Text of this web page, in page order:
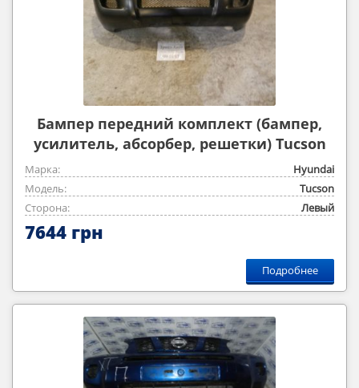
Бампер передний комплект (бампер,
усилитель, абсорбер, решетки) Tucson
Марка:
Hyundai
Модель:
Tucson
Сторона:
Левый
7644 грн
Подробнее